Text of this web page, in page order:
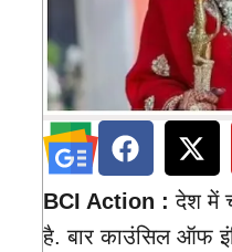
BCI Action :देश में
है. बार काउंसिल ऑफ